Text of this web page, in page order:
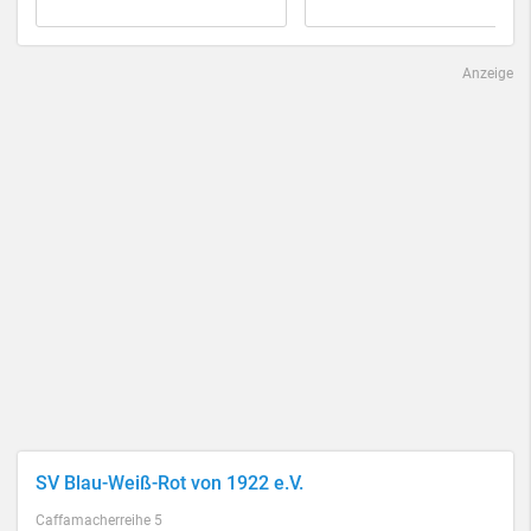
Anzeige
SV Blau-Weiß-Rot von 1922 e.V.
Caffamacherreihe 5